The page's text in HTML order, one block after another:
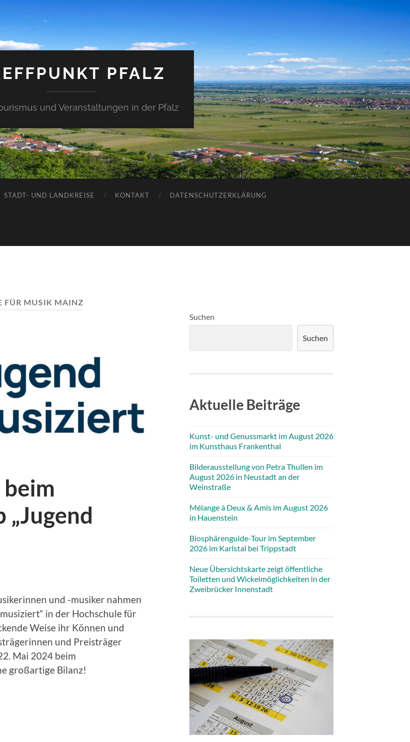
PFALZ
und Veranstaltungen in der Pfalz
STADT- UND LANDKREISE KONTAKT DATENSCHUTZERKLÄRUNG
FÜR MUSIK MAINZ
und -musiker nahmen
in der Hochschule für
Weise ihr Können und
und Preisträger
Mai 2024 beim
großartige Bilanz!
Suchen
Suchen
Aktuelle Beiträge
Kunst- und Genussmarkt im August 2026
im Kunsthaus Frankenthal
Bilderausstellung von Petra Thullen im
August 2026 in Neustadt an der
Weinstraße
Mélange à Deux & Amis im August 2026
in Hauenstein
Biosphärenguide-Tour im September
2026 im Karlstal bei Trippstadt
Neue Übersichtskarte zeigt öffentliche
Toiletten und Wickelmöglichkeiten in der
Zweibrücker Innenstadt